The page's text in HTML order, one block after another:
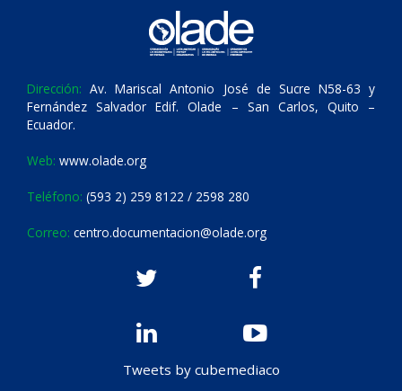
Dirección: Av. Mariscal Antonio José de Sucre N58-63 y
Fernández Salvador Edif. Olade – San Carlos, Quito –
Ecuador.
Web: www.olade.org
Teléfono: (593 2) 259 8122 / 2598 280
Correo: centro.documentacion@olade.org
Tweets by cubemediaco